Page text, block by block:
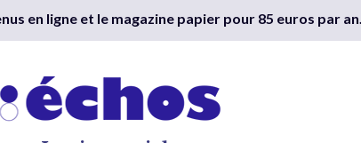
en ligne et le magazine papier pour 85 euros par an.